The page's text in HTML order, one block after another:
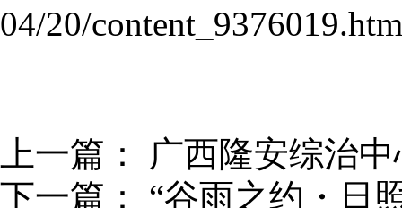
04/20/
上一篇： 广西隆安综治
下一篇： “谷雨之约・日